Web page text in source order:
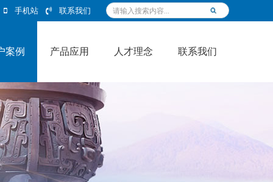
手机站 联系我们
案例
案例 产品应用 人才理念 联系我们